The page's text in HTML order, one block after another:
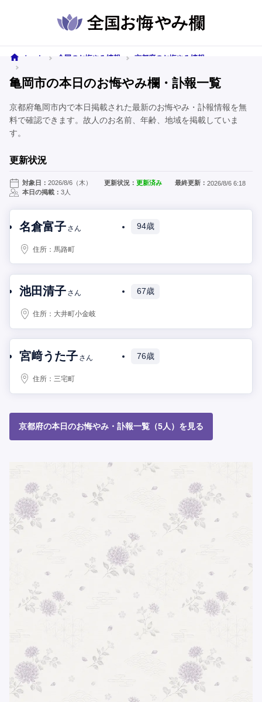
ホーム 全国のお悔やみ情報
京都府のお悔やみ情報
亀岡市の本日のお悔やみ欄・訃報一覧
京都府亀岡市内で本日掲載された最新のお悔やみ・訃報情報を無
料で確認できます。故人のお名前、年齢、地域を掲載していま
す。
更新状況
対象日： 2026/8/6（木） 更新状況：更新済み 最終更新： 2026/8/6 6:18
本日の掲載： 3人
名倉富子 さん 94歳
住所： 馬路町
池田清子 さん 67歳
住所： 大井町小金岐
宮﨑うた子 さん 76歳
住所： 三宅町
京都府の本日のお悔やみ・訃報一覧（5人）を見る